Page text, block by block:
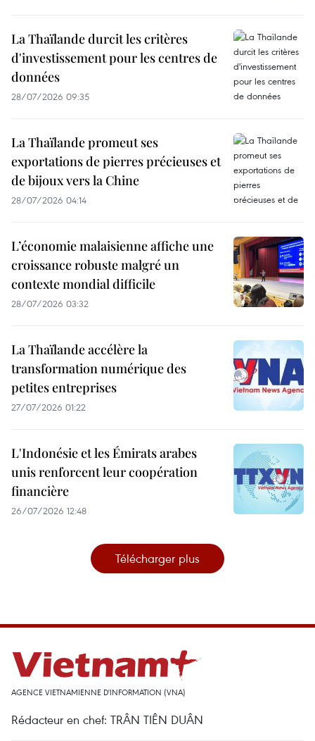
La Thaïlande durcit les critères
d'investissement pour les centres de
données
28/07/2026 09:35
La Thaïlande promeut ses
exportations de pierres précieuses et
de bijoux vers la Chine
28/07/2026 04:14
L’économie malaisienne affiche une
croissance robuste malgré un
contexte mondial difficile
28/07/2026 03:32
La Thaïlande accélère la
transformation numérique des
petites entreprises
27/07/2026 01:22
L'Indonésie et les Émirats arabes
unis renforcent leur coopération
financière
26/07/2026 12:48
Télécharger plus
AGENCE VIETNAMIENNE D'INFORMATION (VNA)
Rédacteur en chef: TRÂN TIÊN DUÂN